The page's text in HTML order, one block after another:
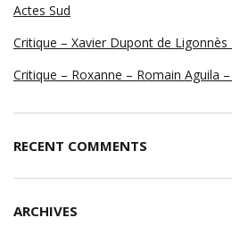
Actes Sud
Critique – Xavier Dupont de
Critique – Roxanne – Romain Aguila
RECENT COMMENTS
ARCHIVES